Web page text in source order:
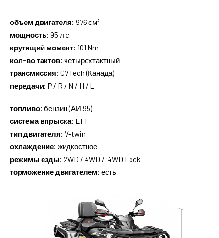
объем двигателя: 976 см³
мощность: 95 л.с.
крутящий момент: 101 Nm
кол-во тактов: четырехтактный
трансмиссия: CVTech (Канада)
передачи: P / R / N / H / L
топливо: бензин (АИ 95)
система впрыска: EFI
тип двигателя: V-twin
охлаждение: жидкостное
режимы езды: 2WD / 4WD / 4WD Lock
торможение двигателем: есть